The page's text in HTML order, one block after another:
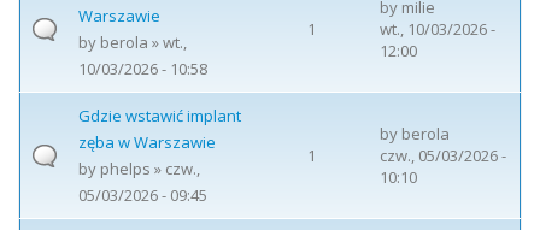
Warszawie
by berola » wt.,
10/03/2026 - 10:58
1
by milie
wt., 10/03/2026 -
12:00
Gdzie wstawić implant
zęba w Warszawie
by phelps » czw.,
05/03/2026 - 09:45
1
by berola
czw., 05/03/2026 -
10:10